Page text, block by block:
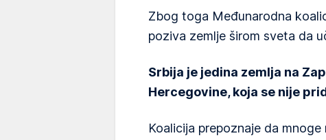
Zbog toga Međunarodna
poziva zemlje širom sveta da
Srbija je jedina zemlja na
Hercegovine, koja se nije
Koalicija prepoznaje da